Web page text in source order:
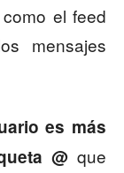
el feed
mensajes
es más
@ que